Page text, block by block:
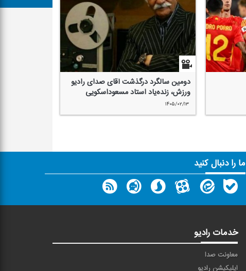
دومین سالگرد درگذشت آقای صدای رادیو
ورزش، زنده‌یاد استاد مسعوداسكویی
۱۴۰۵/۰۲/۱۳
ما را دنبال کنید
خدمات رادیو
معاونت صدا
اپلیکیشن رادیو